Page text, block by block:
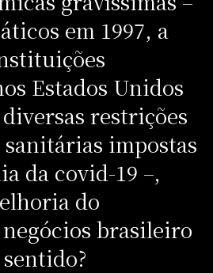
em 1997, a
Estados Unidos
diversas restrições
impostas
da covid-19 –,
do
brasileiro